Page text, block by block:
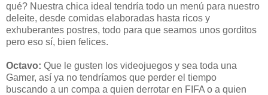
qué? Nuestra chica ideal tendría todo un menú para nuestro
deleite, desde comidas elaboradas hasta ricos y
exhuberantes postres, todo para que seamos unos gorditos
pero eso sí, bien felices.
Octavo: Que le gusten los videojuegos y sea toda una
Gamer, así ya no tendríamos que perder el tiempo
buscando a un compa a quien derrotar en FIFA o a quien